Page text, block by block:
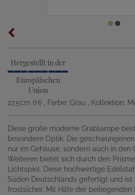
Hergestellt in der
Europäischen
Union
27,5cm (H)
, Farbe: Grau , Kollektion:
Diese große moderne Grablampe
besondere Optik. Die
nur im Gehäuse, sondern auch in den
Weiteren bietet sich durch den
Lichtspiel. Diese hochwertige
Süden Deutschlands gefertigt und ist
frostsicher. Mit Hilfe der beiliegenden